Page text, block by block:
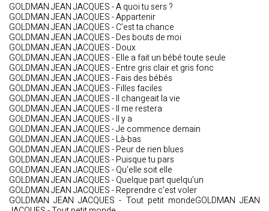
GOLDMAN JEAN JACQUES - A quoi tu sers ?
GOLDMAN JEAN JACQUES - Appartenir
GOLDMAN JEAN JACQUES - C’est ta chance
GOLDMAN JEAN JACQUES - Des bouts de moi
GOLDMAN JEAN JACQUES - Doux
GOLDMAN JEAN JACQUES - Elle a fait un bébé toute seule
GOLDMAN JEAN JACQUES - Entre gris clair et gris fonc
GOLDMAN JEAN JACQUES - Fais des bébés
GOLDMAN JEAN JACQUES - Filles faciles
GOLDMAN JEAN JACQUES - Il changeait la vie
GOLDMAN JEAN JACQUES - Il me restera
GOLDMAN JEAN JACQUES - Il y a
GOLDMAN JEAN JACQUES - Je commence demain
GOLDMAN JEAN JACQUES - Là-bas
GOLDMAN JEAN JACQUES - Peur de rien blues
GOLDMAN JEAN JACQUES - Puisque tu pars
GOLDMAN JEAN JACQUES - Qu’elle soit elle
GOLDMAN JEAN JACQUES - Quelque part quelqu’un
GOLDMAN JEAN JACQUES - Reprendre c’est voler
GOLDMAN JEAN JACQUES - Tout petit mondeGOLDMAN JEAN